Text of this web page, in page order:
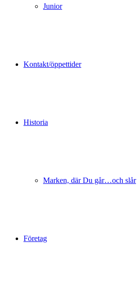
Junior
Kontakt/öppettider
Historia
Marken, där Du går…och slår
Företag